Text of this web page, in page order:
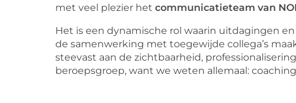
met veel plezier hetcommunicatieteam van
Het is een dynamische rol waarin uitdagingen
de samenwerking met toegewijde collega’s
steevast aan de zichtbaarheid,
beroepsgroep, want we weten allemaal: